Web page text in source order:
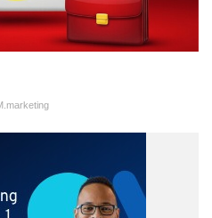
Südhessische Energie AG“
1988 wechselte sie zu SONY
1991 das Marketing-Ressort.
Unternehmenskommunikation in